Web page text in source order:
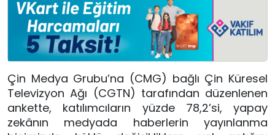
Çin Medya Grubu’na (CMG) bağlı Çin Küresel
Televizyon Ağı (CGTN) tarafından düzenlenen
ankette, katılımcıların yüzde 78,2’si, yapay
zekânın medyada haberlerin yayınlanma